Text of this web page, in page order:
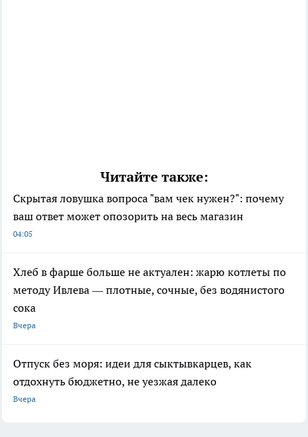
Читайте также:
Скрытая ловушка вопроса "вам чек нужен?": почему
ваш ответ может опозорить на весь магазин
04:05
Хлеб в фарше больше не актуален: жарю котлеты по
методу Ивлева — плотные, сочные, без водянистого
сока
Вчера
Отпуск без моря: идеи для сыктывкарцев, как
отдохнуть бюджетно, не уезжая далеко
Вчера